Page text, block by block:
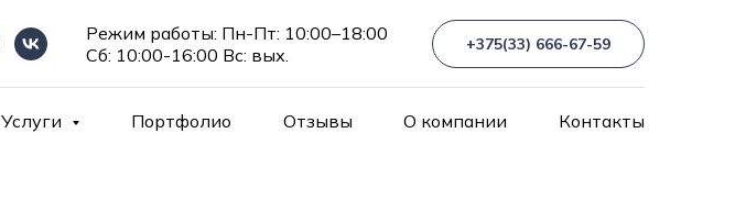
Режим работы: Пн-Пт: 10:00–18:00
Сб: 10:00-16:00 Вс: вых.
+375(33) 666-67-59
Услуги Портфолио Отзывы О компании Контакты